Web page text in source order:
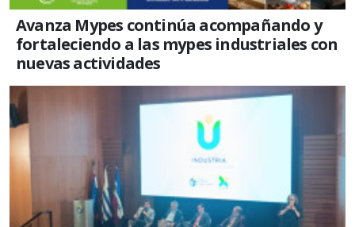
Avanza Mypes continúa acompañando y
fortaleciendo a las mypes industriales con
nuevas actividades